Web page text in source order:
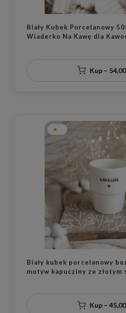
Biały Kubek Porcelanowy
Wiaderko Na Kawę dla
Kup –
Biały kubek porcelanowy
motyw kapucziny ze złotym
Kup –